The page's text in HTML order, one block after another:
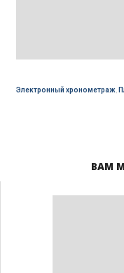
Электронный хронометраж,
ВАМ